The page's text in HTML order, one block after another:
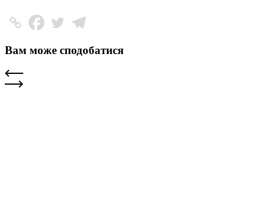
Вам може сподобатися